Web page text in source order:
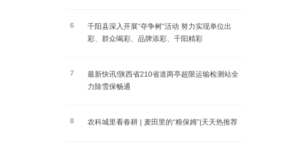
6
千阳县深入开展“夺争树”活动 努力实现单位出
彩、群众喝彩、品牌添彩、千阳精彩
7
最新快讯!陕西省210省道两亭超限运输检测站全
力除雪保畅通
8 农科城里看春耕 | 麦田里的“粮保姆”|天天热推荐